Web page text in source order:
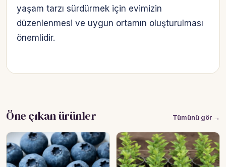
yaşam tarzı sürdürmek için evimizin
düzenlenmesi ve uygun ortamın oluşturulması
önemlidir.
Öne çıkan ürünler Tümünü gör →